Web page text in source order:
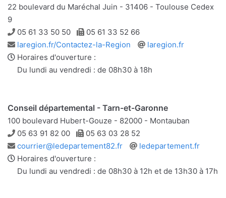
22 boulevard du Maréchal Juin - 31406 - Toulouse Cedex
9
Téléphone
05 61 33 50 50 Télécopie
05 61 33 52 66
Adresse
e-
mail
laregion.fr/Contactez-la-Region
Site
laregion.fr
Horaires d'ouverture :
Du lundi au vendredi : de 08h30 à 18h
Conseil départemental - Tarn-et-Garonne
100 boulevard Hubert-Gouze - 82000 - Montauban
Téléphone
05 63 91 82 00 Télécopie
05 63 03 28 52
Adresse
e-
mail
courrier@ledepartement82.fr
Site
ledepartement.fr
Horaires d'ouverture :
Du lundi au vendredi : de 08h30 à 12h et de 13h30 à 17h